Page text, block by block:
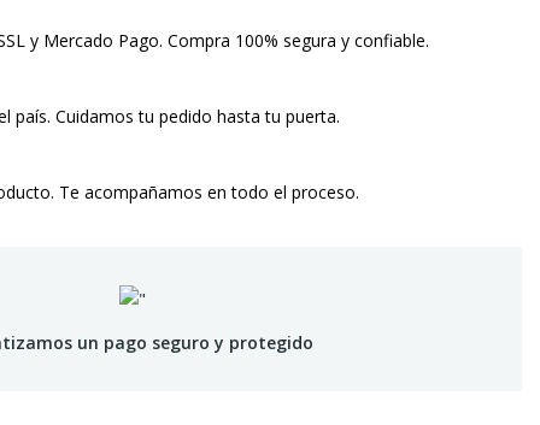
y Mercado Pago. Compra 100% segura y confiable.
país. Cuidamos tu pedido hasta tu puerta.
Te acompañamos en todo el proceso.
un pago seguro y protegido